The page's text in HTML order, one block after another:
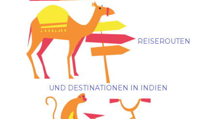
REISEROUTEN
UND DESTINATIONEN IN INDIEN